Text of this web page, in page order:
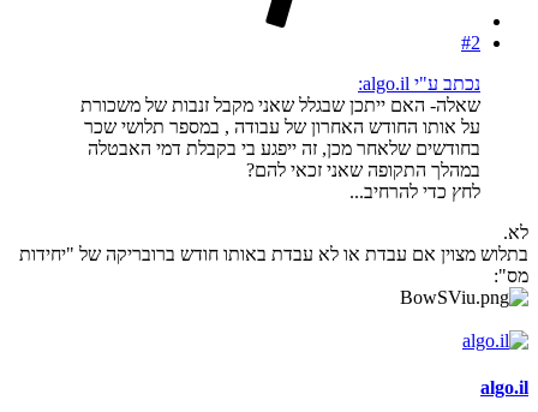
#2
נכתב ע"י algo.il:
שאלה- האם ייתכן שבגלל שאני מקבל זנבות של משכורת
על אותו החודש האחרון של עבודה , במספר תלושי שכר
בחודשים שלאחר מכן, זה ייפגע בי בקבלת דמי האבטלה
במהלך התקופה שאני זכאי להם?
לחץ כדי להרחיב...
לא.
בתלוש מצוין אם עבדת או לא עבדת באותו חודש ברובריקה של "יחידות
מס":
algo.il